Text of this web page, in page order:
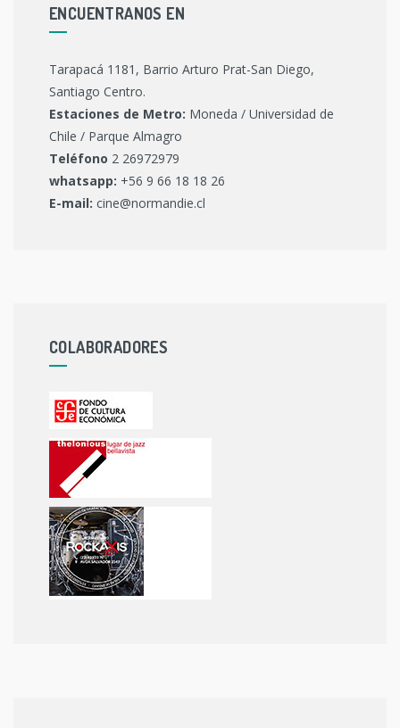
ENCUENTRANOS EN
Tarapacá 1181, Barrio Arturo Prat-San Diego,
Santiago Centro.
Estaciones de Metro: Moneda / Universidad de
Chile / Parque Almagro
Teléfono 2 26972979
whatsapp: +56 9 66 18 18 26
E-mail: cine@normandie.cl
COLABORADORES